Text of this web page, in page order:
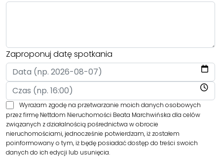
Zaproponuj datę spotkania
Wyrażam zgodę na przetwarzanie moich danych osobowych
przez firmę Nettdom Nieruchomości Beata Marchwińska dla celów
związanych z działalnością pośrednictwa w obrocie
nieruchomościami, jednocześnie potwierdzam, iż zostałem
poinformowany o tym, iż będę posiadać dostęp do treści swoich
danych do ich edycji lub usunięcia.